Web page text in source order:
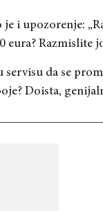
i upozorenje:
Razmislite
da se
Doista,